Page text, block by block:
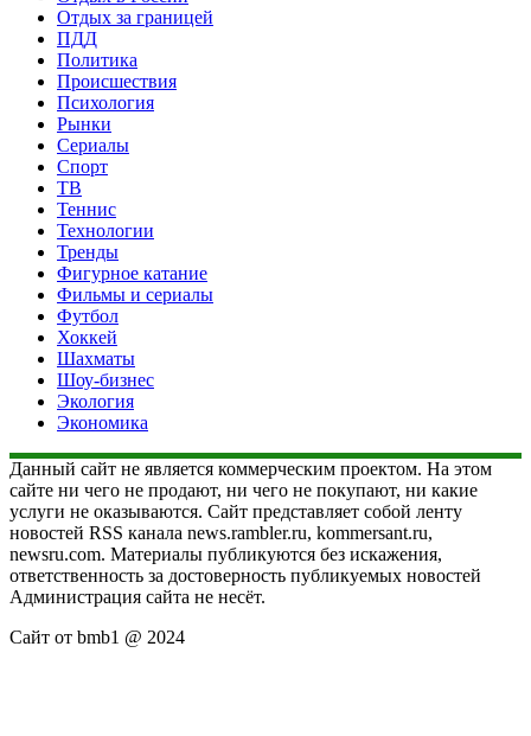
Отдых за границей
ПДД
Политика
Происшествия
Психология
Рынки
Сериалы
Спорт
ТВ
Теннис
Технологии
Тренды
Фигурное катание
Фильмы и сериалы
Футбол
Хоккей
Шахматы
Шоу-бизнес
Экология
Экономика
Данный сайт не является коммерческим проектом. На этом
сайте ни чего не продают, ни чего не покупают, ни какие
услуги не оказываются. Сайт представляет собой ленту
новостей RSS канала news.rambler.ru, kommersant.ru,
newsru.com. Материалы публикуются без искажения,
ответственность за достоверность публикуемых новостей
Администрация сайта не несёт.
Сайт от bmb1 @ 2024